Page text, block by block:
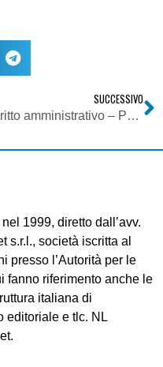
SUCCESSIVO
Diritto amministrativo – Partecipazione procedimentale e sanatoria ex art. 21 Octies L. 241/90
1999, diretto dall’avv.
s.r.l., società iscritta al
presso l’Autorità per le
fanno riferimento anche le
italiana di
editoriale e tlc. NL